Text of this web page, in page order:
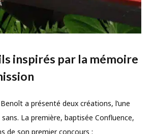
inspirés par la mémoire
a présenté deux créations, l’une
sans. La première, baptisée Confluence,
de son premier concours :